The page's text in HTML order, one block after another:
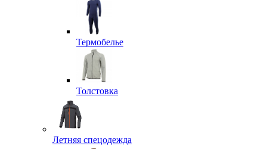
Термобелье
Толстовка
Летняя спецодежда